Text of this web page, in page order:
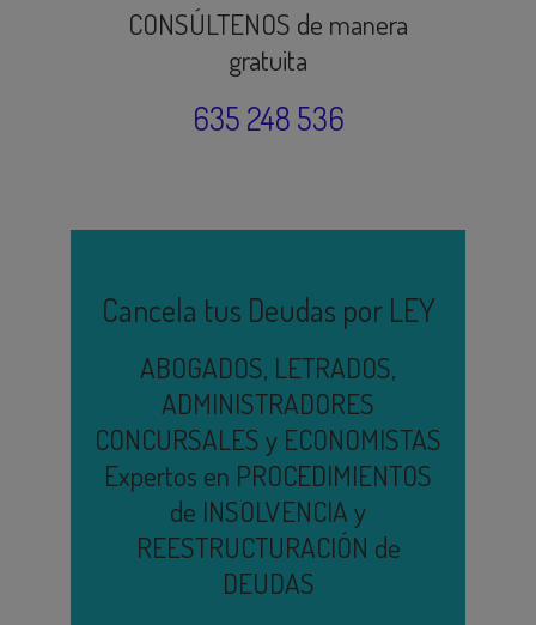
CONSÚLTENOS de manera
gratuita
635 248 536
Cancela tus Deudas por LEY
ABOGADOS, LETRADOS,
ADMINISTRADORES
CONCURSALES y ECONOMISTAS
Expertos en PROCEDIMIENTOS
de INSOLVENCIA y
REESTRUCTURACIÓN de
DEUDAS